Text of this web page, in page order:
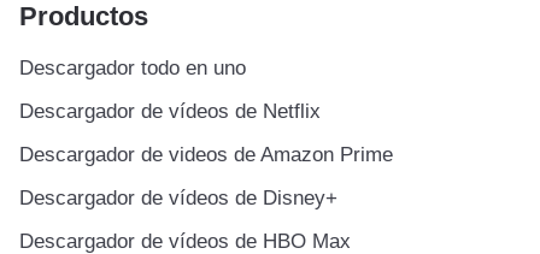
Productos
Descargador todo en uno
Descargador de vídeos de Netflix
Descargador de videos de Amazon Prime
Descargador de vídeos de Disney+
Descargador de vídeos de HBO Max